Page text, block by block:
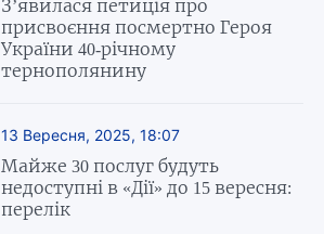
З’явилася петиція про
присвоєння посмертно Героя
України 40-річному
тернополянину
13 Вересня, 2025, 18:07
Майже 30 послуг будуть
недоступні в «Дії» до 15 вересня:
перелік